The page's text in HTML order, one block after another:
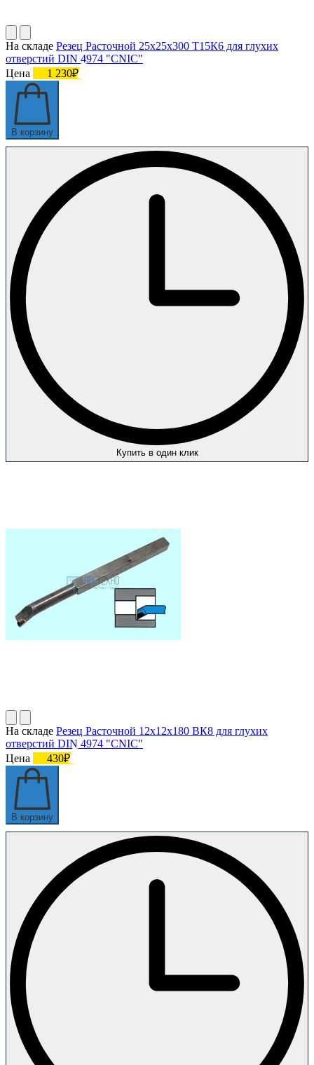
На складе Резец Расточной 25х25х300 Т15К6 для глухих
отверстий DIN 4974 "CNIC"
Цена
1 230₽
В корзину
Купить в один клик
На складе Резец Расточной 12х12х180 ВК8 для глухих
отверстий DIN 4974 "CNIC"
Цена
430₽
В корзину